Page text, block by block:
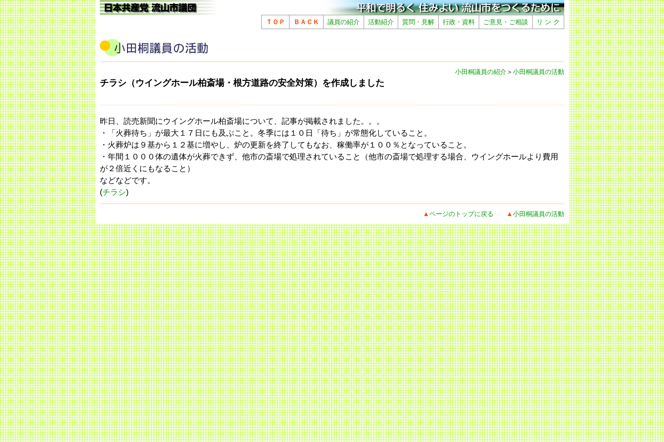
ＴＯＰ ＢＡＣＫ 議員の紹介 活動紹介 質問・見解 行政・資料 ご意見・ご相談 リ ン ク
小田桐議員の紹介 ＞ 小田桐議員の活動
チラシ（ウイングホール柏斎場・根方道路の安全対策）を作成しました
昨日、読売新聞にウイングホール柏斎場について、記事が掲載されました。。。
・「火葬待ち」が最大１７日にも及ぶこと。冬季には１０日「待ち」が常態化していること。
・火葬炉は９基から１２基に増やし、炉の更新を終了してもなお、稼働率が１００％となっていること。
・年間１０００体の遺体が火葬できず、他市の斎場で処理されていること（他市の斎場で処理する場合、ウイングホールより費用
が２倍近くにもなること）
などなどです。
(チラシ)
▲ ページのトップに戻る ▲ 小田桐議員の活動